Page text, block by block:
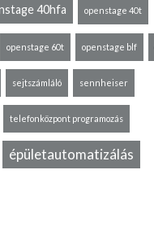
40hfa openstage 40t
openstage 60t openstage blf
sejtszámláló sennheiser
telefonközpont programozás
épületautomatizálás